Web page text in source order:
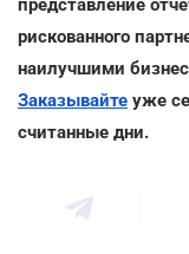
представление
рискованного
наилучшими
Заказывайте уже
считанные дни.